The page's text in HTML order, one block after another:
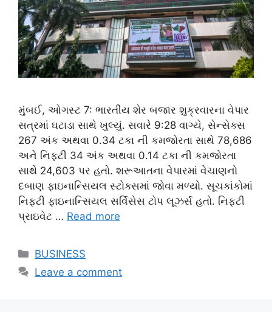
મુંબઈ, ઓગસ્ટ 7: ભારતીય શેર બજાર શુક્રવારના વેપાર
સત્રમાં ઘટાડા સાથે ખુલ્યું. સવારે 9:28 વાગ્યે, સેન્સેક્સ
267 અંક અથવા 0.34 ટકા ની કમજોરતા સાથે 78,686
અને નિફ્ટી 34 અંક અથવા 0.14 ટકા ની કમજોરતા
સાથે 24,603 પર હતો. શરૂઆતના વેપારમાં વેચાણનો
દબાણ ફાઇનાન્સિયલ સ્ટોક્સમાં જોવા મળ્યો. સૂચકાંકોમાં
નિફ્ટી ફાઇનાન્સિયલ સર્વિસેસ ટોપ લૂઝર્સ હતો. નિફ્ટી
પ્રાઇવેટ … Read more
Categories
BUSINESS
Leave a comment